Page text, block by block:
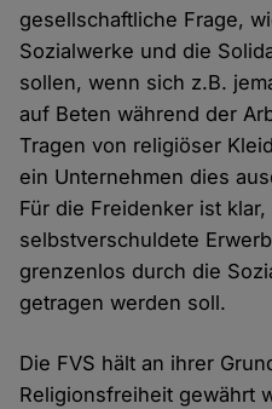
gesellschaftliche Frage,
Sozialwerke und die
sollen, wenn sich z.B.
auf Beten während der
Tragen von religiöser
ein Unternehmen dies
Für die Freidenker ist
selbstverschuldete
grenzenlos durch die
getragen werden soll.
Die FVS hält an ihrer
Religionsfreiheit gewährt